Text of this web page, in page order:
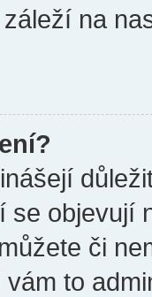
na
se objevují
či
to